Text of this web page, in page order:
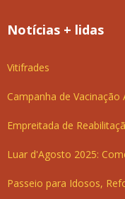
Notícias + lidas
Vitifrades
Campanha de Vacinação
Empreitada de
Luar d'Agosto 2025:
Passeio para Idosos,